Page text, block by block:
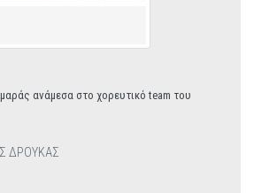
ανάμεσα στο χορευτικό team του
ΔΡΟΥΚΑΣ